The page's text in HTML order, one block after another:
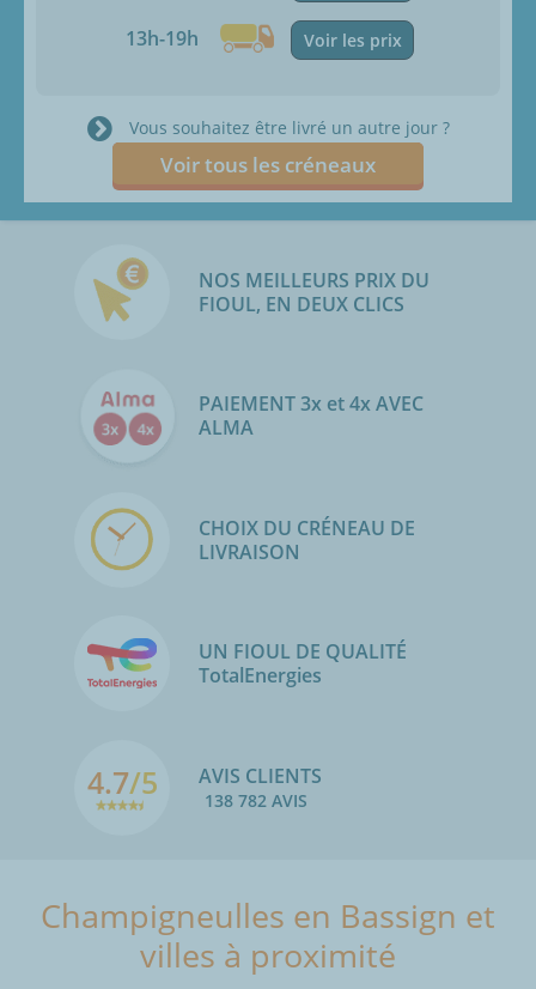
13h-19h Voir les prix
Vous souhaitez être livré un autre jour ?
Voir tous les créneaux
NOS MEILLEURS PRIX DU
FIOUL, EN DEUX CLICS
PAIEMENT 3x et 4x AVEC
ALMA
CHOIX DU CRÉNEAU DE
LIVRAISON
UN FIOUL DE QUALITÉ
TotalEnergies
4.7/5 AVIS CLIENTS
138 782 AVIS
Champigneulles en Bassign et
villes à proximité